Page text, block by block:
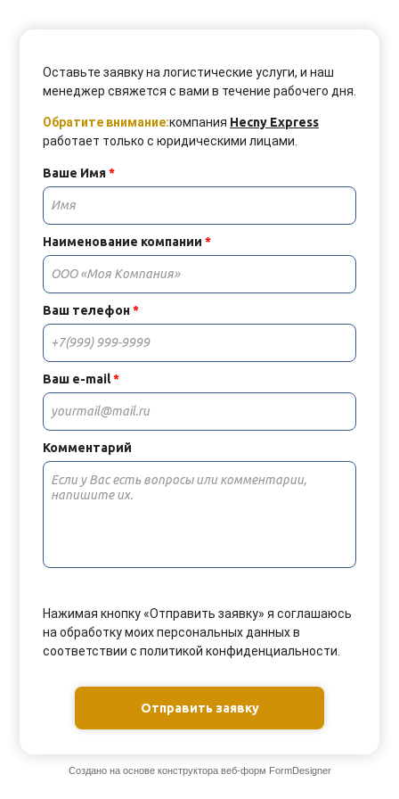
Оставьте заявку на логистические услуги, и наш
менеджер свяжется с вами в течение рабочего дня.
Обратите внимание:компания Hecny Express
работает только с юридическими лицами.
Ваше Имя*
Наименование компании *
Ваш телефон*
Ваш e-mail*
Комментарий
Нажимая кнопку «Отправить заявку» я соглашаюсь
на обработку моих персональных данных в
соответствии с политикой конфиденциальности.
Отправить заявку
Создано на основе конструктора веб-форм FormDesigner